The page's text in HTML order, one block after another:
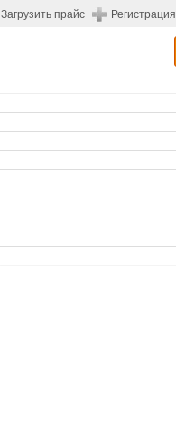
Загрузить прайс Регистрация